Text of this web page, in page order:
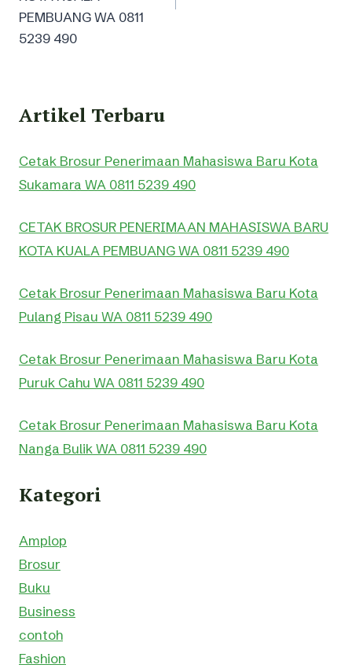
PEMBUANG WA 0811
5239 490
Artikel Terbaru
Cetak Brosur Penerimaan Mahasiswa Baru Kota
Sukamara WA 0811 5239 490
CETAK BROSUR PENERIMAAN MAHASISWA BARU
KOTA KUALA PEMBUANG WA 0811 5239 490
Cetak Brosur Penerimaan Mahasiswa Baru Kota
Pulang Pisau WA 0811 5239 490
Cetak Brosur Penerimaan Mahasiswa Baru Kota
Puruk Cahu WA 0811 5239 490
Cetak Brosur Penerimaan Mahasiswa Baru Kota
Nanga Bulik WA 0811 5239 490
Kategori
Amplop
Brosur
Buku
Business
contoh
Fashion